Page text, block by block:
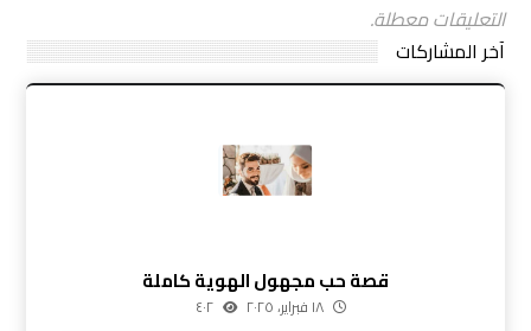
التعليقات معطلة.
آخر المشاركات
قصة حب مجهول الهوية كاملة
١٨ فبراير، ٢٠٢٥ ٤٠٢